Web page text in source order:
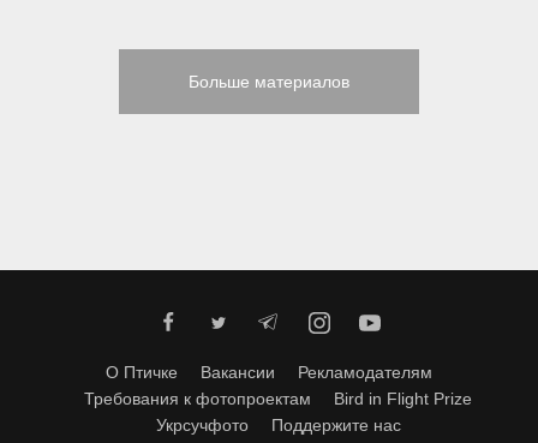
Больше материалов
О Птичке Вакансии
Рекламодателям
Требования к фотопроектам
Bird in Flight Prize
Укрсучфото
Поддержите нас